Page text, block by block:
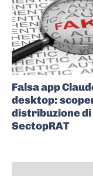
Falsa app
desktop:
distribuzione di
SectopRAT